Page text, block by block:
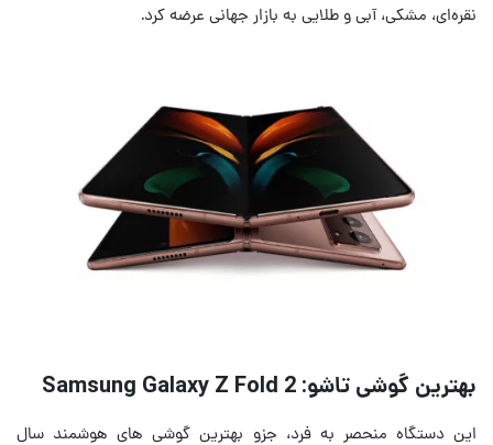
نقره‌ای، مشکی، آبی و طلایی به بازار جهانی عرضه کرد.
بهترین گوشی تاشو: Samsung Galaxy Z Fold 2
این دستگاه منحصر به فرد، جزو بهترین گوشی های هوشمند سال